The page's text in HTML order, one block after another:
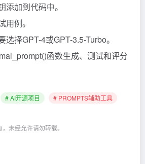
添加到代码中。
用例。
择GPT-4或GPT-3.5-Turbo。
函数生成、测试和评分
# AI开源项目 # PROMPTS辅助工具
，未经允许请勿转载。